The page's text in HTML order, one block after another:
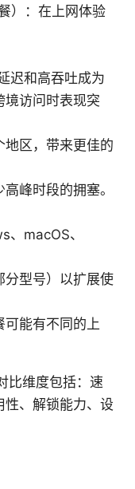
）：在上网体验
迟和高吞吐成为
境访问时表现突
地区，带来更佳的
峰时段的拥塞。
、macOS、
分型号）以扩展使
可能有不同的上
比维度包括：速
、解锁能力、设